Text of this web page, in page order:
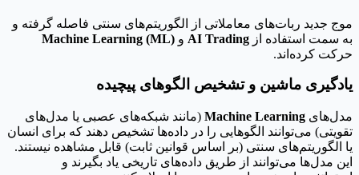
موج جدید ربات‌های معاملاتی از الگوریتم‌های سنتی فاصله گرفته و
به سمت استفاده از AI Trading و Machine Learning (ML)
حرکت کرده‌اند.
یادگیری ماشین و تشخیص الگوهای پیچیده
مدل‌های Machine Learning (مانند شبکه‌های عصبی یا مدل‌های
تقویتی) می‌توانند الگوهایی را در داده‌ها تشخیص دهند که برای انسان
یا الگوریتم‌های سنتی (بر اساس قوانین ثابت) قابل مشاهده نیستند.
این مدل‌ها می‌توانند از طریق داده‌های تاریخی یاد بگیرند و